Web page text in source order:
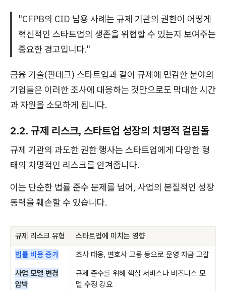
"CFPB의 CID 남용 사례는 규제 기관의 권한이 어떻게
혁신적인 스타트업의 생존을 위협할 수 있는지 보여주는
중요한 경고입니다."
금융 기술(핀테크) 스타트업과 같이 규제에 민감한 분야의
기업들은 이러한 조사에 대응하는 것만으로도 막대한 시간
과 자원을 소모하게 됩니다.
2.2. 규제 리스크, 스타트업 성장의 치명적 걸림돌
규제 기관의 과도한 권한 행사는 스타트업에게 다양한 형
태의 치명적인 리스크를 안겨줍니다.
이는 단순한 법률 준수 문제를 넘어, 사업의 본질적인 성장
동력을 훼손할 수 있습니다.
규제 리스크 유형
스타트업에 미치는 영향
법률 비용 증가
조사 대응, 변호사 고용 등으로 운영 자금 고갈
사업 모델 변경
압박
규제 준수를 위해 핵심 서비스나 비즈니스 모
델 수정 강요